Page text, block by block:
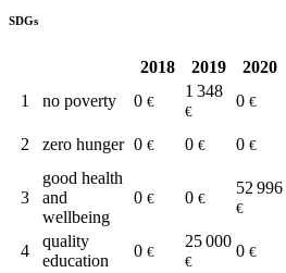
SDGs
2018 2019 2020
1
no poverty 0 €
1 348
€
0 €
2 zero hunger 0 € 0 € 0 €
3
good health
and
wellbeing
0 € 0 €
52 996
€
4
quality
education
0 €
25 000
€
0 €